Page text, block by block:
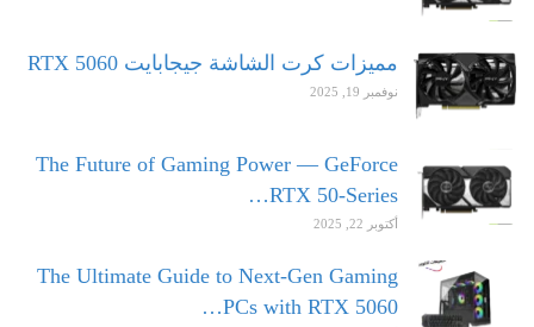
مميزات كرت الشاشة جيجابايت RTX 5060
نوفمبر 19, 2025
The Future of Gaming Power — GeForce
RTX 50-Series…
أكتوبر 22, 2025
The Ultimate Guide to Next-Gen Gaming
PCs with RTX 5060…